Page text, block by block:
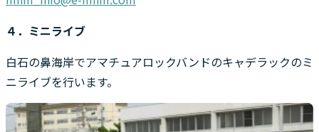
４．ミニライブ
白石の鼻海岸でアマチュアロックバンドのキャデラックのミ
ニライブを行います。